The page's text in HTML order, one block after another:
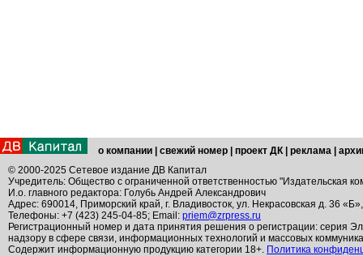
о компании свежий номер проект ДК реклама
© 2000-2025 Сетевое издание ДВ Капитал
Учредитель: Общество с ограниченной ответственностью "Издательская
И.о. главного редактора: Голубь Андрей Александрович
Адрес: 690014, Приморский край, г. Владивосток, ул. Некрасовская д. 36
Телефоны: +7 (423) 245-04-85; Email: priem@zrpress.ru
Регистрационный номер и дата принятия решения о регистрации: серия
надзору в сфере связи, информационных технологий и массовых
Содержит информационную продукцию категории 18+. Политика